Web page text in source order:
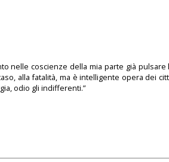
nelle coscienze della mia parte già pulsare
alla fatalità, ma è intelligente opera dei
odio gli indifferenti.”